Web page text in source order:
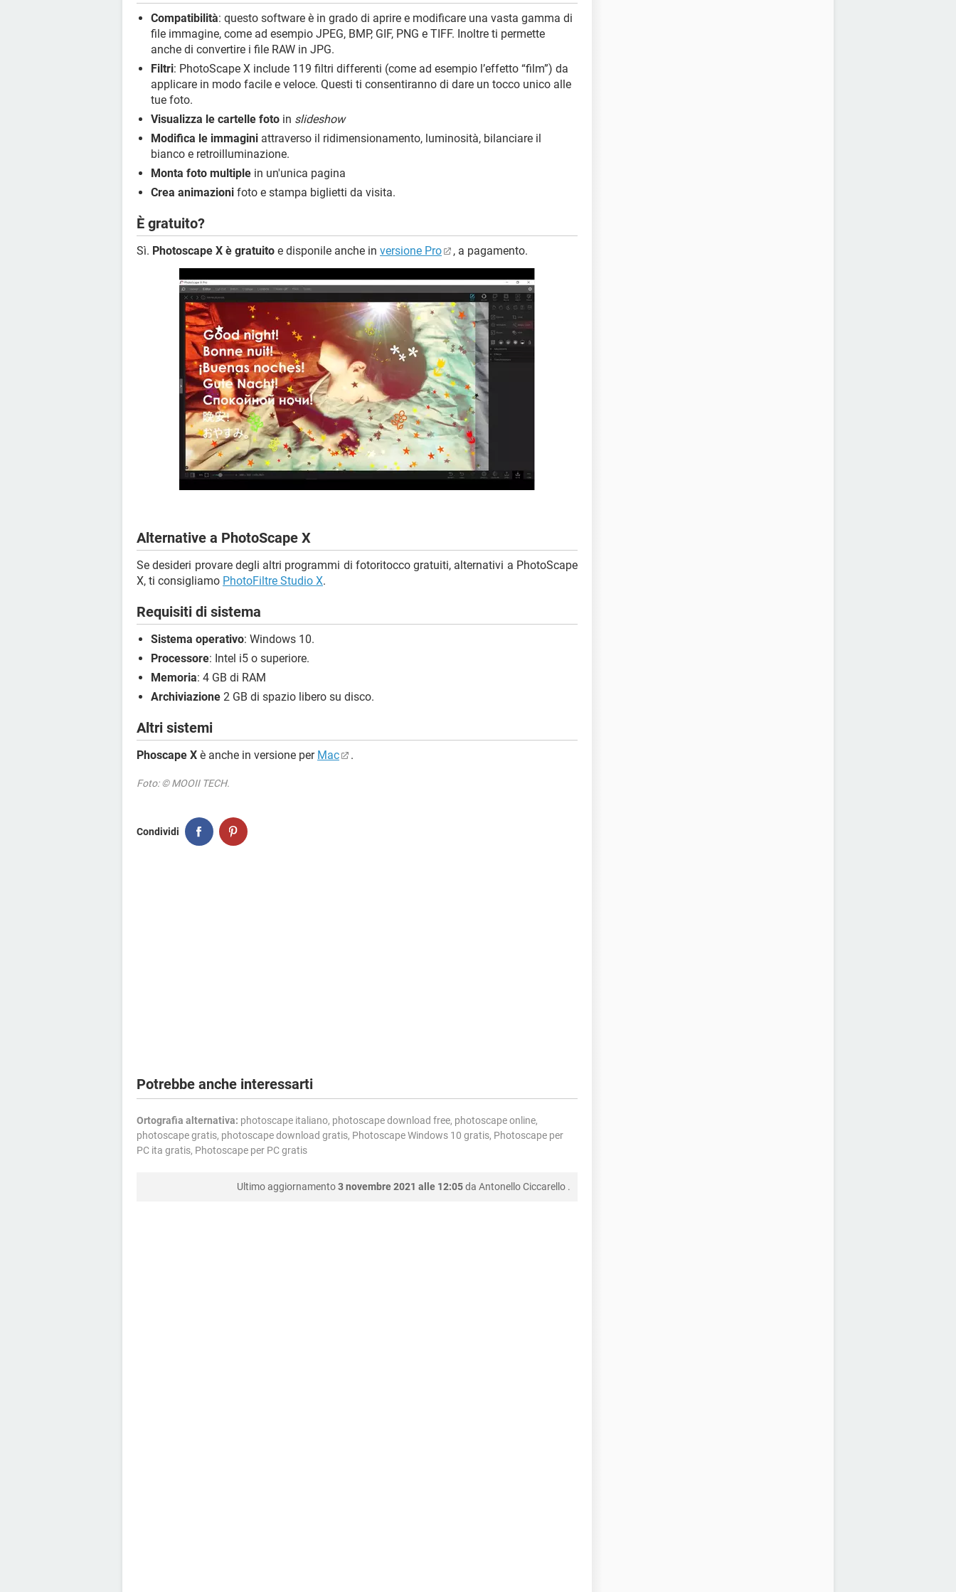
Compatibilità: questo software è in grado di aprire e modificare una vasta gamma di
file immagine, come ad esempio JPEG, BMP, GIF, PNG e TIFF. Inoltre ti permette
anche di convertire i file RAW in JPG.
Filtri: PhotoScape X include 119 filtri differenti (come ad esempio l’effetto “film”) da
applicare in modo facile e veloce. Questi ti consentiranno di dare un tocco unico alle
tue foto.
Visualizza le cartelle foto in slideshow
Modifica le immagini attraverso il ridimensionamento, luminosità, bilanciare il
bianco e retroilluminazione.
Monta foto multiple in un'unica pagina
Crea animazioni foto e stampa biglietti da visita.
È gratuito?
Sì. Photoscape X è gratuito e disponile anche in versione Pro , a pagamento.
Alternative a PhotoScape X
Se desideri provare degli altri programmi di fotoritocco gratuiti, alternativi a PhotoScape
X, ti consigliamo PhotoFiltre Studio X.
Requisiti di sistema
Sistema operativo: Windows 10.
Processore: Intel i5 o superiore.
Memoria: 4 GB di RAM
Archiviazione 2 GB di spazio libero su disco.
Altri sistemi
Phoscape X è anche in versione per Mac .
Foto: © MOOII TECH.
Condividi
Potrebbe anche interessarti
Ortografia alternativa: photoscape italiano, photoscape download free, photoscape online,
photoscape gratis, photoscape download gratis, Photoscape Windows 10 gratis, Photoscape per
PC ita gratis, Photoscape per PC gratis
Ultimo aggiornamento3 novembre 2021 alle 12:05da Antonello Ciccarello .